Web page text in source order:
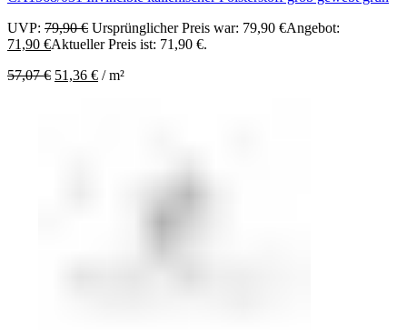
UVP: 79,90€ Ursprünglicher Preis war: 79,90 €Angebot:
71,90 €Aktueller Preis ist: 71,90 €.
57,07€ 51,36 € /m²